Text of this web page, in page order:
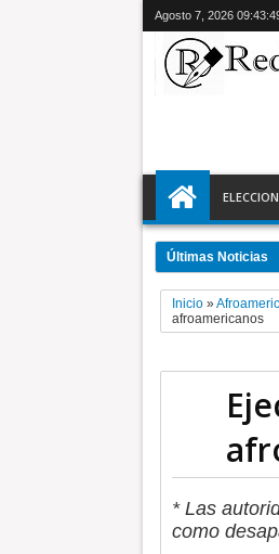
Agosto 7, 2026
Últimas Noticias
Inicio»
afroamericanos
* Las
como